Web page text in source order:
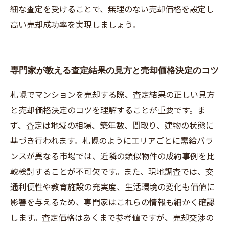
細な査定を受けることで、無理のない売却価格を設定し
高い売却成功率を実現しましょう。
専門家が教える査定結果の見方と売却価格決定のコツ
札幌でマンションを売却する際、査定結果の正しい見方
と売却価格決定のコツを理解することが重要です。ま
ず、査定は地域の相場、築年数、間取り、建物の状態に
基づき行われます。札幌のようにエリアごとに需給バラ
ンスが異なる市場では、近隣の類似物件の成約事例を比
較検討することが不可欠です。また、現地調査では、交
通利便性や教育施設の充実度、生活環境の変化も価値に
影響を与えるため、専門家はこれらの情報も細かく確認
します。査定価格はあくまで参考値ですが、売却交渉の